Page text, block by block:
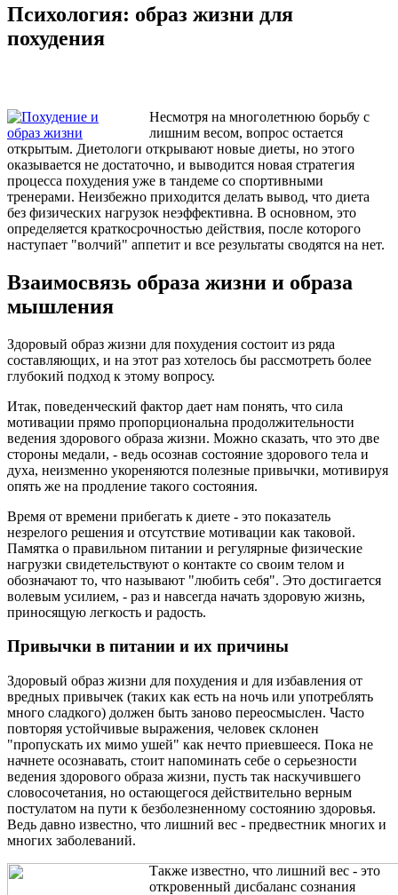
Психология: образ жизни для
похудения
Несмотря на многолетнюю борьбу с
лишним весом, вопрос остается
открытым. Диетологи открывают новые диеты, но этого
оказывается не достаточно, и выводится новая стратегия
процесса похудения уже в тандеме со спортивными
тренерами. Неизбежно приходится делать вывод, что диета
без физических нагрузок неэффективна. В основном, это
определяется краткосрочностью действия, после которого
наступает "волчий" аппетит и все результаты сводятся на нет.
Взаимосвязь образа жизни и образа
мышления
Здоровый образ жизни для похудения состоит из ряда
составляющих, и на этот раз хотелось бы рассмотреть более
глубокий подход к этому вопросу.
Итак, поведенческий фактор дает нам понять, что сила
мотивации прямо пропорциональна продолжительности
ведения здорового образа жизни. Можно сказать, что это две
стороны медали, - ведь осознав состояние здорового тела и
духа, неизменно укореняются полезные привычки, мотивируя
опять же на продление такого состояния.
Время от времени прибегать к диете - это показатель
незрелого решения и отсутствие мотивации как таковой.
Памятка о правильном питании и регулярные физические
нагрузки свидетельствуют о контакте со своим телом и
обозначают то, что называют "любить себя". Это достигается
волевым усилием, - раз и навсегда начать здоровую жизнь,
приносящую легкость и радость.
Привычки в питании и их причины
Здоровый образ жизни для похудения и для избавления от
вредных привычек (таких как есть на ночь или употреблять
много сладкого) должен быть заново переосмыслен. Часто
повторяя устойчивые выражения, человек склонен
"пропускать их мимо ушей" как нечто приевшееся. Пока не
начнете осознавать, стоит напоминать себе о серьезности
ведения здорового образа жизни, пусть так наскучившего
словосочетания, но остающегося действительно верным
постулатом на пути к безболезненному состоянию здоровья.
Ведь давно известно, что лишний вес - предвестник многих и
многих заболеваний.
Также известно, что лишний вес - это
откровенный дисбаланс сознания